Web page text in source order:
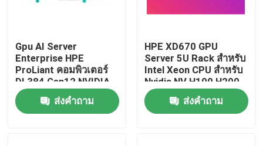
บ้าน
Gpu AI Server
Enterprise HPE
ProLiant คอมพิวเตอร์
DL384 Gen12 NVIDIA
GH200 NVL2
คอมพิวเตอร์ฟรี เซอร์
เวอร์ส่วนตัว
ส่งคำถาม
HPE XD670 GPU
Server 5U Rack สําหรับ
Intel Xeon CPU สําหรับ
Nvidia NV H100 H200
H800 PCIE/SXM Nvlink
AI Supercomputing
Case
ส่งคำถาม